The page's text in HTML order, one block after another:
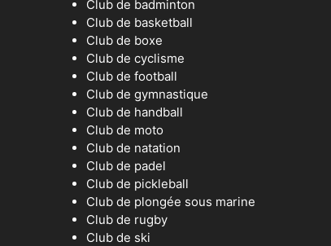
Club de badminton
Club de basketball
Club de boxe
Club de cyclisme
Club de football
Club de gymnastique
Club de handball
Club de moto
Club de natation
Club de padel
Club de pickleball
Club de plongée sous marine
Club de rugby
Club de ski